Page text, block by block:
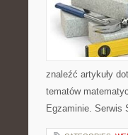
znaleźć artykuły
tematów
Egzaminie. Serwis